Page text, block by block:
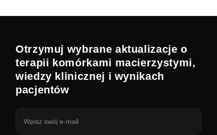
Otrzymuj wybrane aktualizacje o
terapii komórkami macierzystymi,
wiedzy klinicznej i wynikach
pacjentów